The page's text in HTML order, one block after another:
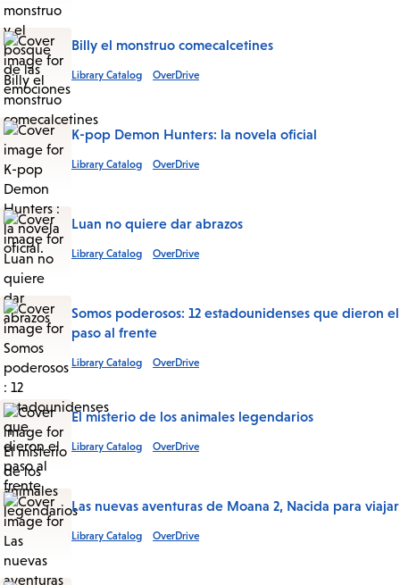
Billy el monstruo comecalcetines
Library Catalog OverDrive
K-pop Demon Hunters: la novela oficial
Library Catalog OverDrive
Luan no quiere dar abrazos
Library Catalog OverDrive
Somos poderosos: 12 estadounidenses que dieron el
paso al frente
Library Catalog OverDrive
El misterio de los animales legendarios
Library Catalog OverDrive
Las nuevas aventuras de Moana 2, Nacida para viajar
Library Catalog OverDrive